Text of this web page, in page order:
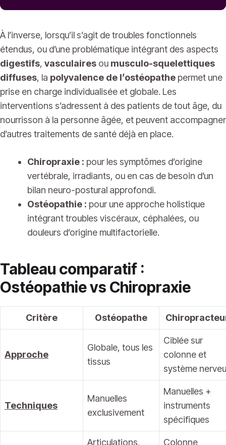
À l’inverse, lorsqu’il s’agit de troubles fonctionnels
étendus, ou d’une problématique intégrant des aspects
digestifs, vasculaires ou musculo-squelettiques
diffuses, la polyvalence de l’ostéopathe permet une
prise en charge individualisée et globale. Les
interventions s’adressent à des patients de tout âge, du
nourrisson à la personne âgée, et peuvent accompagner
d’autres traitements de santé déjà en place.
Chiropraxie : pour les symptômes d’origine
vertébrale, irradiants, ou en cas de besoin d’un
bilan neuro-postural approfondi.
Ostéopathie : pour une approche holistique
intégrant troubles viscéraux, céphalées, ou
douleurs d’origine multifactorielle.
Tableau comparatif :
Ostéopathie vs Chiropraxie
Critère Ostéopathe
Approche
Globale, tous les
tissus
Ciblée sur
colonne et
système
Techniques
Manuelles
exclusivement
Manuelles +
instruments
spécifiques
Articulations, Colonne